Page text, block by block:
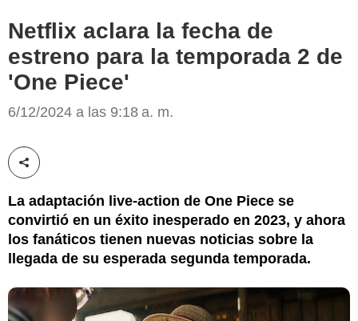
Netflix aclara la fecha de
estreno para la temporada 2 de
'One Piece'
6/12/2024 a las 9:18 a. m.
Compartir esta noticia
La adaptación live-action de One Piece se
convirtió en un éxito inesperado en 2023, y ahora
los fanáticos tienen nuevas noticias sobre la
llegada de su esperada segunda temporada.
Netflix